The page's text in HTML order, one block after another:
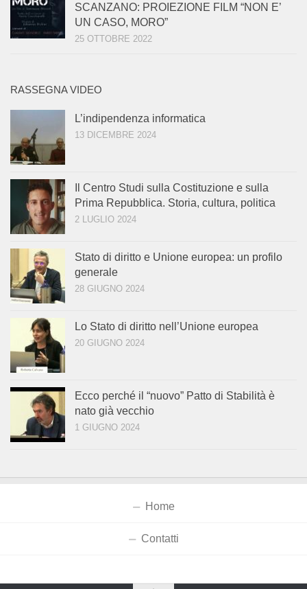
SCANZANO: PROIEZIONE FILM “NON E’
UN CASO, MORO”
25 OTTOBRE 2022
RASSEGNA VIDEO
L’indipendenza informatica
13 DICEMBRE 2024
Il Centro Studi sulla Costituzione e sulla
Prima Repubblica. Storia, cultura, politica
2 LUGLIO 2024
Stato di diritto e Unione europea: un profilo
generale
28 GIUGNO 2024
Lo Stato di diritto nell’Unione europea
20 GIUGNO 2024
Ecco perché il “nuovo” Patto di Stabilità è
nato già vecchio
1 GIUGNO 2024
Home
Contatti